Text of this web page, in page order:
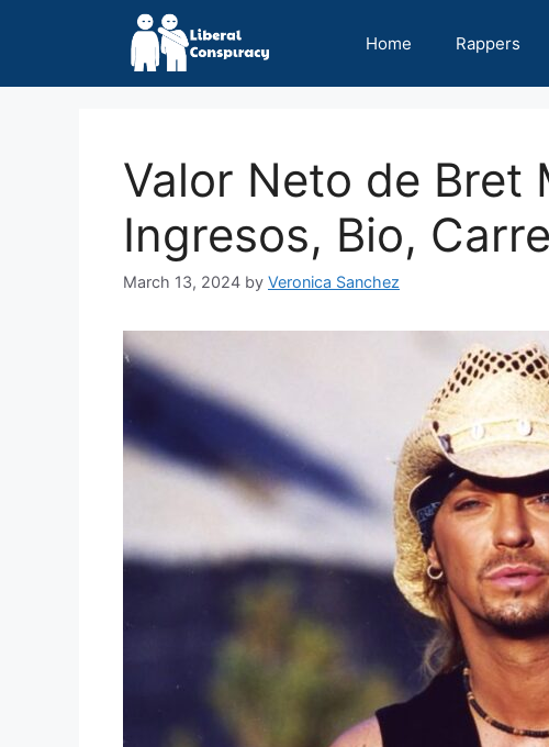
Home Rappers
Valor Neto de Bret
Ingresos, Bio,
March 13, 2024 by Veronica Sanchez